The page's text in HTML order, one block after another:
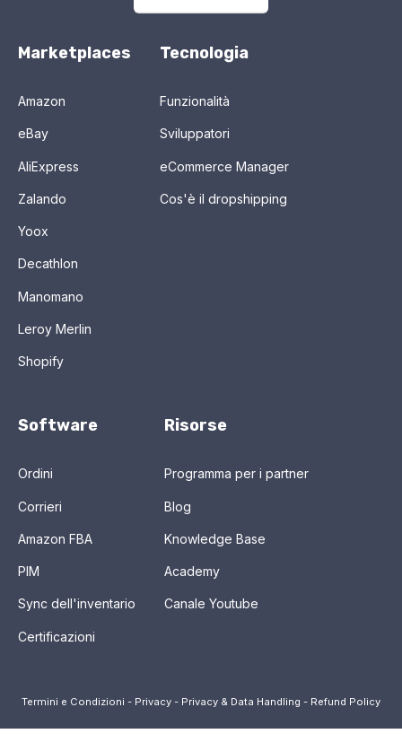
Marketplaces
Amazon
eBay
AliExpress
Zalando
Yoox
Decathlon
Manomano
Leroy Merlin
Shopify
Tecnologia
Funzionalità
Sviluppatori
eCommerce Manager
Cos'è il dropshipping
Software
Ordini
Corrieri
Amazon FBA
PIM
Sync dell'inventario
Certificazioni
Risorse
Programma per i partner
Blog
Knowledge Base
Academy
Canale Youtube
Termini e Condizioni - Privacy - Privacy & Data Handling - Refund Policy